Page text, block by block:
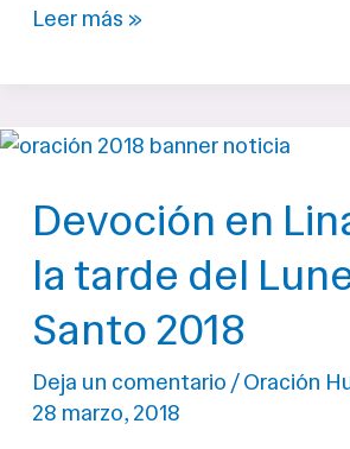
La
en
Huerto
luce
en
la
y
emociona
Leer más »
Devoción en
la tarde del
Santo 2018
Deja un comentario /Oración
28 marzo, 2018